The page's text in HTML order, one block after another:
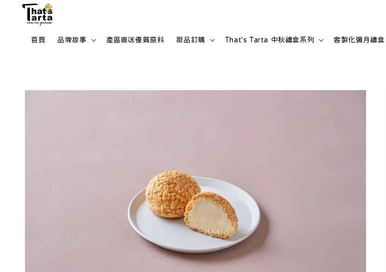
首頁 品牌故事 產區直送優質原料 甜品訂購 That's Tarta 中秋禮盒系列 客製化彌月禮盒